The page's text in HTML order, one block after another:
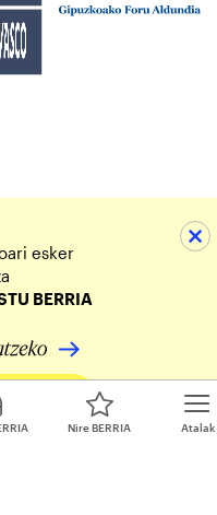
Atalak
Nire BERRIA
esker
BERRIA